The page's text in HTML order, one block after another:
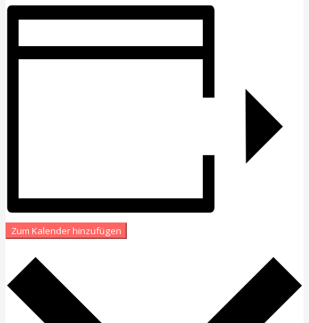
Zum Kalender hinzufügen